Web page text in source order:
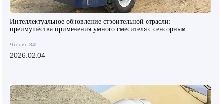
Интеллектуальное обновление строительной отрасли:
преимущества применения умного смесителя с сенсорным
Чтение:349
2026.02.04